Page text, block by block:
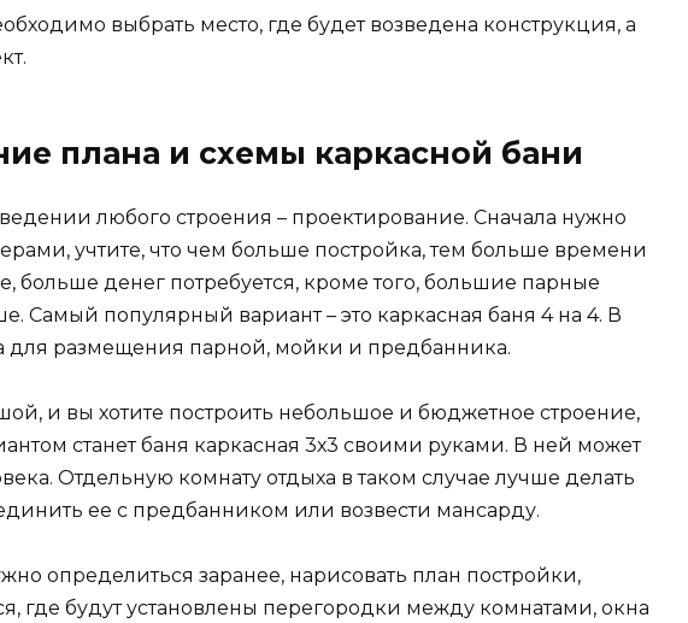
выбрать место, где будет возведена конструкция, а
плана и схемы каркасной бани
любого строения – проектирование. Сначала нужно
учтите, что чем больше постройка, тем больше времени
больше денег потребуется, кроме того, большие парные
Самый популярный вариант – это каркасная баня 4 на 4. В
для размещения парной, мойки и предбанника.
и вы хотите построить небольшое и бюджетное строение,
станет баня каркасная 3х3 своими руками. В ней может
Отдельную комнату отдыха в таком случае лучше делать
ее с предбанником или возвести мансарду.
определиться заранее, нарисовать план постройки,
где будут установлены перегородки между комнатами, окна